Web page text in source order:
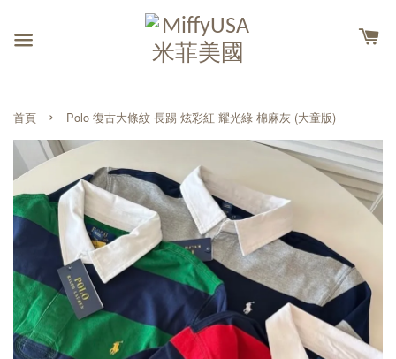
首頁 › Polo 復古大條紋 長踢 炫彩紅 耀光綠 棉麻灰 (大童版)